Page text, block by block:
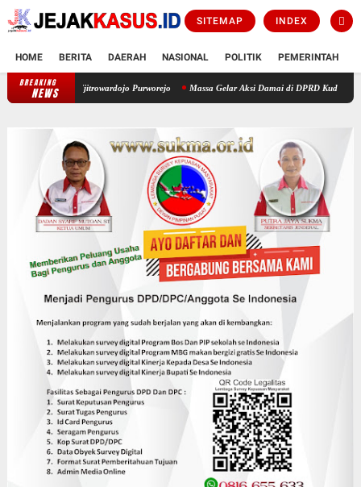
SITEMAP INDEX
HOME BERITA DAERAH NASIONAL POLITIK PEMERINTAH
BREAKING
NEWSResmi Beroperasi! Layanan CATHLAB Hadir di RSUD dr. Tjitrowardojo